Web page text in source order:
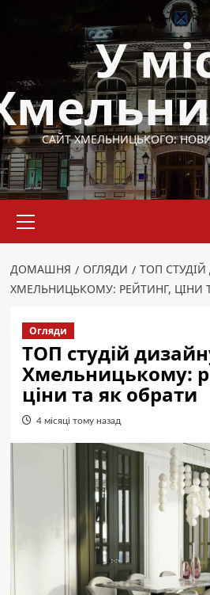
У
САЙТ ХМЕЛЬНИЦЬКОГО:
меню
ДОМАШНЯ ОГЛЯДИ
ТОП СТУДІЙ
ХМЕЛЬНИЦЬКОМУ: РЕЙТИНГ, ЦІНИ
Огляди
ТОП студій
Хмельницькому:
ціни та як обрати
4 місяці тому назад